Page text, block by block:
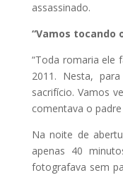
assassinado.
“Vamos tocando
“Toda romaria ele
2011. Nesta,
sacrifício. Vamos
comentava o
Na noite de
apenas 40
fotografava sem